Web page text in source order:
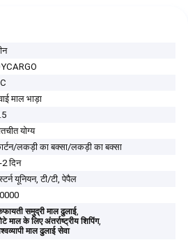
माल भाड़ा
योग्य
लकड़ी का बक्सा/लकड़ी का बक्सा
2 दिन
यूनियन, टी/टी, पेपैल
समुद्री माल ढुलाई,
माल के लिए अंतर्राष्ट्रीय शिपिंग,
माल ढुलाई सेवा